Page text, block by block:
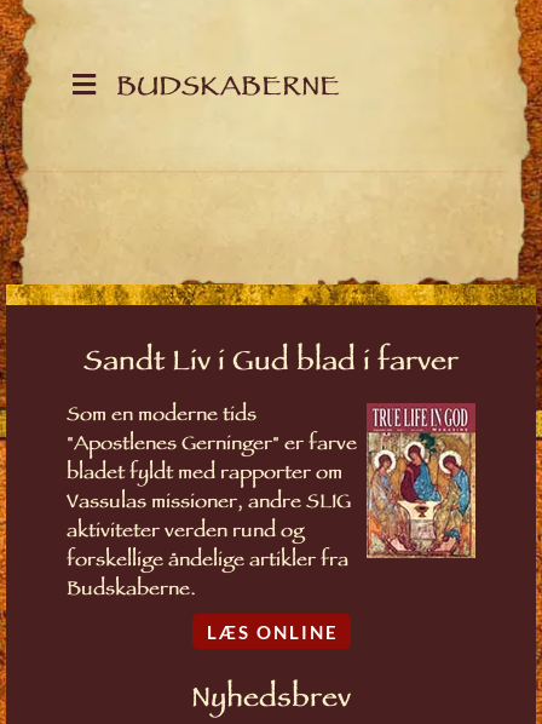
BUDSKABERNE
Sandt Liv i Gud blad i farver
Som en moderne tids
"Apostlenes Gerninger" er farve
bladet fyldt med rapporter om
Vassulas missioner, andre SLIG
aktiviteter verden rund og
forskellige åndelige artikler fra
Budskaberne.
LÆS ONLINE
Nyhedsbrev